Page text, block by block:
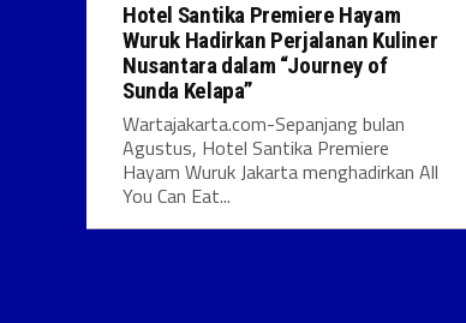
Hotel Santika Premiere Hayam
Wuruk Hadirkan Perjalanan Kuliner
Nusantara dalam “Journey of
Sunda Kelapa”
Wartajakarta.com-Sepanjang bulan
Agustus, Hotel Santika Premiere
Hayam Wuruk Jakarta menghadirkan All
You Can Eat...